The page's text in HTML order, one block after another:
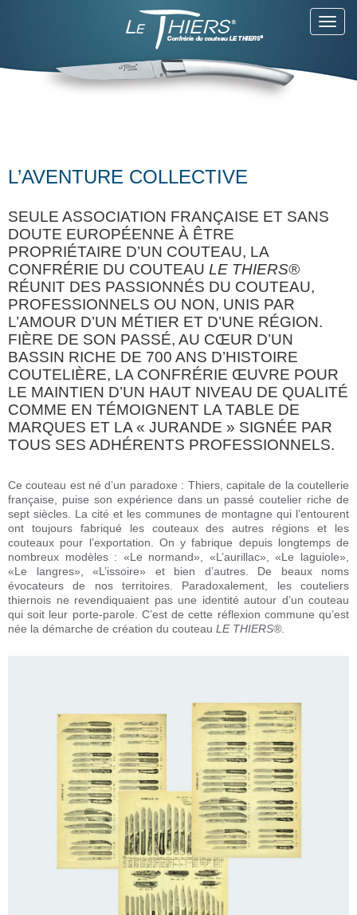
L’AVENTURE COLLECTIVE
SEULE ASSOCIATION FRANÇAISE ET SANS
DOUTE EUROPÉENNE À ÊTRE
PROPRIÉTAIRE D’UN COUTEAU, LA
CONFRÉRIE DU COUTEAU LE THIERS®
RÉUNIT DES PASSIONNÉS DU COUTEAU,
PROFESSIONNELS OU NON, UNIS PAR
L’AMOUR D’UN MÉTIER ET D’UNE RÉGION.
FIÈRE DE SON PASSÉ, AU CŒUR D’UN
BASSIN RICHE DE 700 ANS D’HISTOIRE
COUTELIÈRE, LA CONFRÉRIE ŒUVRE POUR
LE MAINTIEN D’UN HAUT NIVEAU DE QUALITÉ
COMME EN TÉMOIGNENT LA TABLE DE
MARQUES ET LA « JURANDE » SIGNÉE PAR
TOUS SES ADHÉRENTS PROFESSIONNELS.
Ce couteau est né d’un paradoxe : Thiers, capitale de la coutellerie
française, puise son expérience dans un passé coutelier riche de
sept siècles. La cité et les communes de montagne qui l’entourent
ont toujours fabriqué les couteaux des autres régions et les
couteaux pour l’exportation. On y fabrique depuis longtemps de
nombreux modèles : «Le normand», «L’aurillac», «Le laguiole»,
«Le langres», «L’issoire» et bien d’autres. De beaux noms
évocateurs de nos territoires. Paradoxalement, les couteliers
thiernois ne revendiquaient pas une identité autour d’un couteau
qui soit leur porte-parole. C’est de cette réflexion commune qu’est
née la démarche de création du couteau LE THIERS®.